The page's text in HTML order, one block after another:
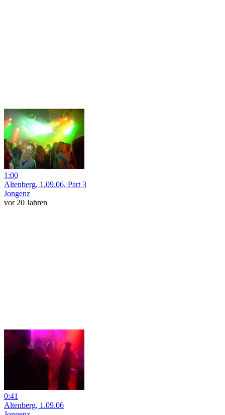
1:00
Altenberg, 1.09.06, Part 3
Jongenz
vor 20 Jahren
0:41
Altenberg, 1.09.06